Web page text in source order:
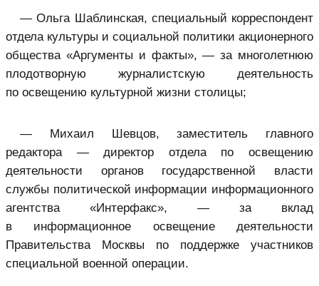
— Ольга Шаблинская, специальный корреспондент
отдела культуры и социальной политики акционерного
общества «Аргументы и факты», — за многолетнюю
плодотворную журналистскую деятельность
по освещению культурной жизни столицы;
— Михаил Шевцов, заместитель главного
редактора — директор отдела по освещению
деятельности органов государственной власти
службы политической информации информационного
агентства «Интерфакс», — за вклад
в информационное освещение деятельности
Правительства Москвы по поддержке участников
специальной военной операции.